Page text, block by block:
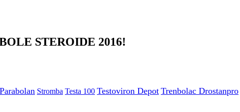
STEROIDE 2016!
Parabolan Stromba Testa 100 Testoviron Depot Trenbolac Drostanpro